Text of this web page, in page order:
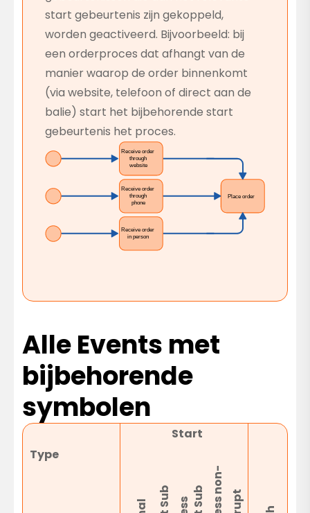
start gebeurtenis zijn gekoppeld,
worden geactiveerd. Bijvoorbeeld: bij
een orderproces dat afhangt van de
manier waarop de order binnenkomt
(via website, telefoon of direct aan de
balie) start het bijbehorende start
gebeurtenis het proces.
Alle Events met
bijbehorende
symbolen
Start
Type